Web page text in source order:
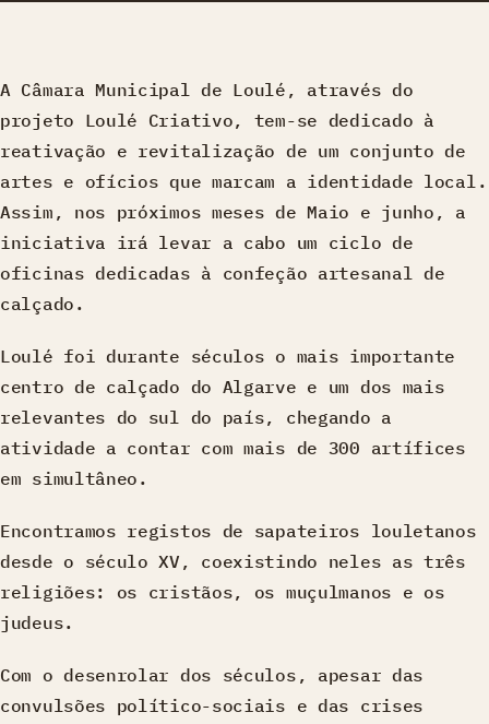
A Câmara Municipal de Loulé, através do
projeto Loulé Criativo, tem-se dedicado à
reativação e revitalização de um conjunto de
artes e ofícios que marcam a identidade local.
Assim, nos próximos meses de Maio e junho, a
iniciativa irá levar a cabo um ciclo de
oficinas dedicadas à confeção artesanal de
calçado.
Loulé foi durante séculos o mais importante
centro de calçado do Algarve e um dos mais
relevantes do sul do país, chegando a
atividade a contar com mais de 300 artífices
em simultâneo.
Encontramos registos de sapateiros louletanos
desde o século XV, coexistindo neles as três
religiões: os cristãos, os muçulmanos e os
judeus.
Com o desenrolar dos séculos, apesar das
convulsões político-sociais e das crises